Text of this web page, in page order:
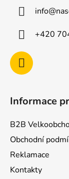
info@
+420
Informace
B2B
Obchodní
Reklamace
Kontakty